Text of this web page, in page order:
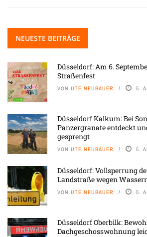
NEUESTE BEITRÄGE
Düsseldorf: Am 6.
Straßenfest
VON UTE NEUBAUER 5.
Düsseldorf Kalkum: Bei
Panzergranate entdeckt
gesprengt
VON UTE NEUBAUER 5.
Düsseldorf: Vollsperrung
Landstraße wegen
VON UTE NEUBAUER 5.
Düsseldorf Oberbilk:
Dachgeschosswohnung